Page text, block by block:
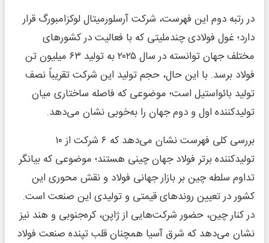
در رتبه دوم این فهرست، شرکت آرسلورمیتال لوکزامبورگ قرار
دارد؛ غول فولادی چندملیتی که با فعالیت در کشورهای
مختلف جهان توانسته در سال ۲۰۲۵ به تولید ۶۳ میلیون تن
فولاد برسد. با این حال، حجم تولید این شرکت تقریباً نصف
تولید بائواستیل است؛ موضوعی که فاصله ساختاری میان
تولیدکننده اول و دوم جهان را به‌خوبی نشان می‌دهد.
بررسی کلی فهرست نشان می‌دهد که ۶ شرکت از ۱۰
تولیدکننده برتر فولاد جهان چینی هستند؛ موضوعی که بیانگر
تداوم سلطه چین بر بازار جهانی فولاد و نقش محوری این
کشور در تعیین روندهای قیمتی و تولیدی این صنعت است.
در کنار چین، حضور شرکت‌هایی از ژاپن، کره‌جنوبی و هند نیز
نشان می‌دهد که شرق آسیا همچنان قلب تپنده صنعت فولاد